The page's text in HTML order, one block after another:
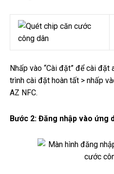
Nhấp vào “Cài đặt” để cài đặt
trình cài đặt hoàn tất > nhấp
AZ NFC.
Bước 2: Đăng nhập vào ứng